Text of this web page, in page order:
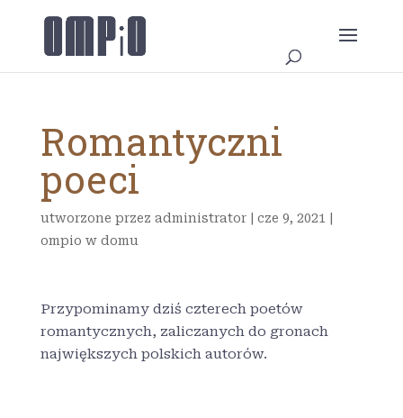
Romantyczni
poeci
utworzone przez administrator| cze 9, 2021
ompio w domu
Przypominamy dziś czterech poetów
romantycznych, zaliczanych do gronach
największych polskich autorów.